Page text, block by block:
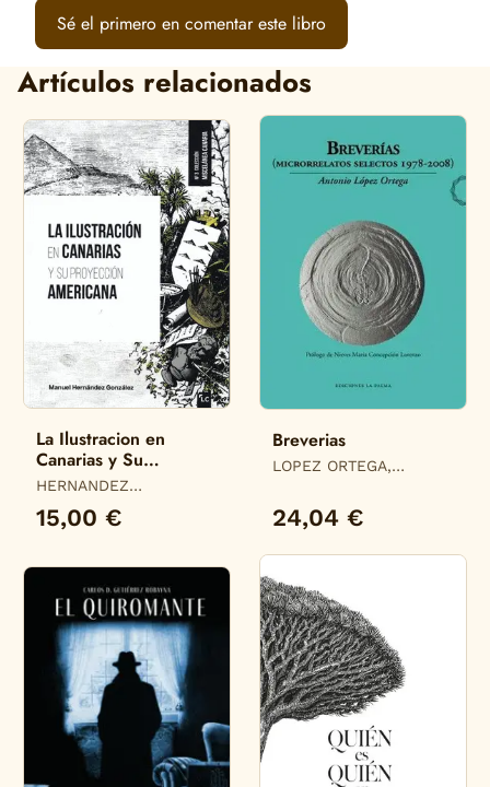
Sé el primero en comentar este libro
Artículos relacionados
La Ilustracion en
Canarias y Su
Proyeccion Americana
HERNANDEZ
15,00 €
Breverias
LOPEZ ORTEGA,
24,04 €